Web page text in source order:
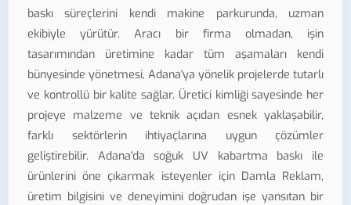
baskı süreçlerini kendi makine parkurunda, uzman
ekibiyle yürütür. Aracı bir firma olmadan, işin
tasarımından üretimine kadar tüm aşamaları kendi
bünyesinde yönetmesi, Adana'ya yönelik projelerde tutarlı
ve kontrollü bir kalite sağlar. Üretici kimliği sayesinde her
projeye malzeme ve teknik açıdan esnek yaklaşabilir,
farklı sektörlerin ihtiyaçlarına uygun çözümler
geliştirebilir. Adana'da soğuk UV kabartma baskı ile
ürünlerini öne çıkarmak isteyenler için Damla Reklam,
üretim bilgisini ve deneyimini doğrudan işe yansıtan bir